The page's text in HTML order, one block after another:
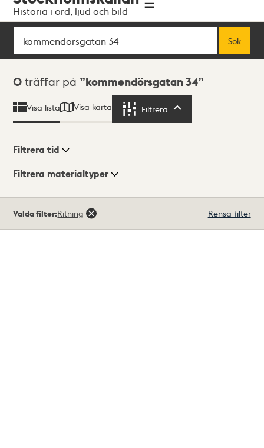
navigationen
huvudinnehållet
Historia i ord, ljud och bild
Sök
Sök
Sökresultat
0 träffar på kommendörsgatan 34
Visa lista Visa karta Filtrera
Visningsläge
Filtrera tid
Filtrera materialtyper
träffar
Valda filter:Ritning Rensa filter